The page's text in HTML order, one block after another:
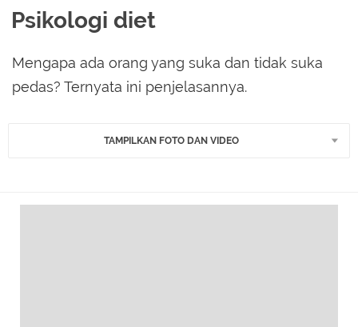
Psikologi diet
Mengapa ada orang yang suka dan tidak suka
pedas? Ternyata ini penjelasannya.
TAMPILKAN FOTO DAN VIDEO